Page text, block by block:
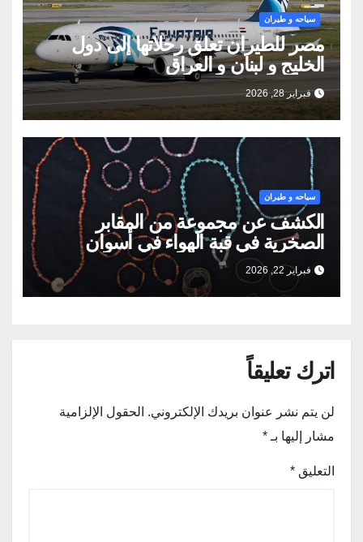
سياحه و طيران
مصر للطيران تعلق رحلاتها إلى دول
الخليج و لبنان و العراق
فبراير 28, 2026
سياحه و طيران
الكشف عن مجموعة من المقابر
الصخرية في قبة الهواء في أسوان
فبراير 22, 2026
اترك تعليقاً
لن يتم نشر عنوان بريدك الإلكتروني. الحقول الإلزامية
مشار إليها بـ *
التعليق *